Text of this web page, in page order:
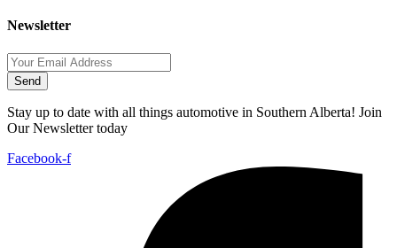
Newsletter
Send
Stay up to date with all things automotive in Southern Alberta! Join
Our Newsletter today
Facebook-f